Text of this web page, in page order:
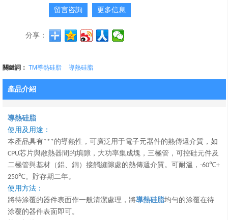
留言咨詢 更多信息
分享：
關鍵詞： TM導熱硅脂 導熱硅脂
產品介紹
導熱硅脂
使用及用途：
本產品具有***的導熱性，可廣泛用于電子元器件的熱傳遞介質，如
CPU芯片與散熱器間的填隙，大功率集成塊，三極管，可控硅元件及
二極管與基材（鋁、銅）接觸縫隙處的熱傳遞介質。可耐溫， -60℃+
250℃。貯存期二年。
使用方法：
將待涂覆的器件表面作一般清潔處理，將導熱硅脂均勻的涂覆在待
涂覆的器件表面即可。